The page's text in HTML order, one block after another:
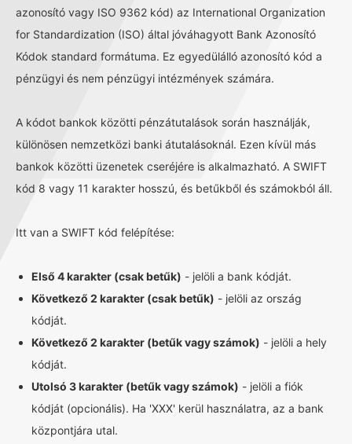
azonosító vagy ISO 9362 kód) az International Organization
for Standardization (ISO) által jóváhagyott Bank Azonosító
Kódok standard formátuma. Ez egyedülálló azonosító kód a
pénzügyi és nem pénzügyi intézmények számára.
A kódot bankok közötti pénzátutalások során használják,
különösen nemzetközi banki átutalásoknál. Ezen kívül más
bankok közötti üzenetek cseréjére is alkalmazható. A SWIFT
kód 8 vagy 11 karakter hosszú, és betűkből és számokból áll.
Itt van a SWIFT kód felépítése:
Első 4 karakter (csak betűk) - jelöli a bank kódját.
Következő 2 karakter (csak betűk) - jelöli az ország
kódját.
Következő 2 karakter (betűk vagy számok) - jelöli a hely
kódját.
Utolsó 3 karakter (betűk vagy számok) - jelöli a fiók
kódját (opcionális). Ha 'XXX' kerül használatra, az a bank
központjára utal.